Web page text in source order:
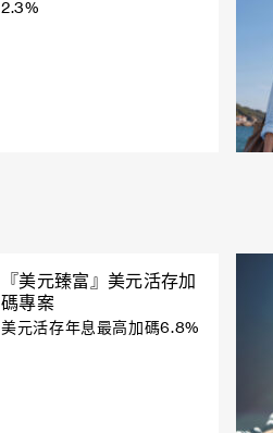
2.3%
『美元臻富』美元活存加
碼專案
美元活存年息最高加碼6.8%